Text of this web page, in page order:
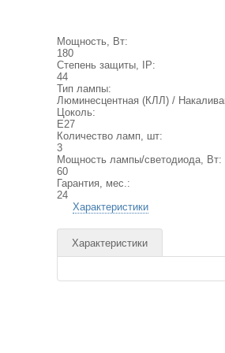
Мощность, Вт:
180
Степень защиты, IP:
44
Тип лампы:
Люминесцентная (КЛЛ) /
Цоколь:
E27
Количество ламп, шт:
3
Мощность лампы/светодиода, Вт:
60
Гарантия, мес.:
24
Характеристики
Характеристики